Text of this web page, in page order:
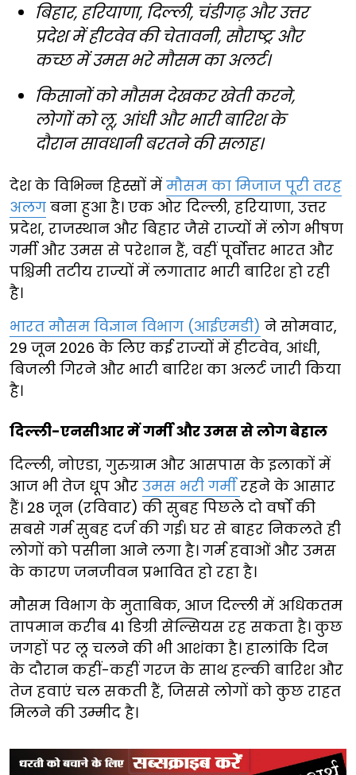
बिहार, हरियाणा, दिल्ली, चंडीगढ़ और उत्तर
प्रदेश में हीटवेव की चेतावनी, सौराष्ट्र और
कच्छ में उमस भरे मौसम का अलर्ट।
किसानों को मौसम देखकर खेती करने,
लोगों को लू, आंधी और भारी बारिश के
दौरान सावधानी बरतने की सलाह।
देश के विभिन्न हिस्सों में मौसम का मिजाज पूरी तरह
अलग बना हुआ है। एक ओर दिल्ली, हरियाणा, उत्तर
प्रदेश, राजस्थान और बिहार जैसे राज्यों में लोग भीषण
गर्मी और उमस से परेशान हैं, वहीं पूर्वोत्तर भारत और
पश्चिमी तटीय राज्यों में लगातार भारी बारिश हो रही
है।
भारत मौसम विज्ञान विभाग (आईएमडी) ने सोमवार,
29 जून 2026 के लिए कई राज्यों में हीटवेव, आंधी,
बिजली गिरने और भारी बारिश का अलर्ट जारी किया
है।
दिल्ली-एनसीआर में गर्मी और उमस से लोग बेहाल
दिल्ली, नोएडा, गुरुग्राम और आसपास के इलाकों में
आज भी तेज धूप और उमस भरी गर्मीरहने के आसार
हैं। 28 जून (रविवार) की सुबह पिछले दो वर्षों की
सबसे गर्म सुबह दर्ज की गई। घर से बाहर निकलते ही
लोगों को पसीना आने लगा है। गर्म हवाओं और उमस
के कारण जनजीवन प्रभावित हो रहा है।
मौसम विभाग के मुताबिक, आज दिल्ली में अधिकतम
तापमान करीब 41 डिग्री सेल्सियस रह सकता है। कुछ
जगहों पर लू चलने की भी आशंका है। हालांकि दिन
के दौरान कहीं-कहीं गरज के साथ हल्की बारिश और
तेज हवाएं चल सकती हैं, जिससे लोगों को कुछ राहत
मिलने की उम्मीद है।